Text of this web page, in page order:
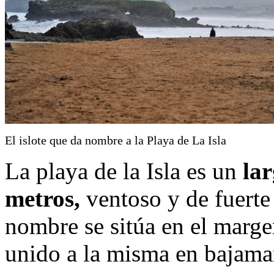
El islote que da nombre a la Playa de La Isla
La playa de la Isla es un
metros, ventoso y de
nombre se sitúa en el
unido a la misma en